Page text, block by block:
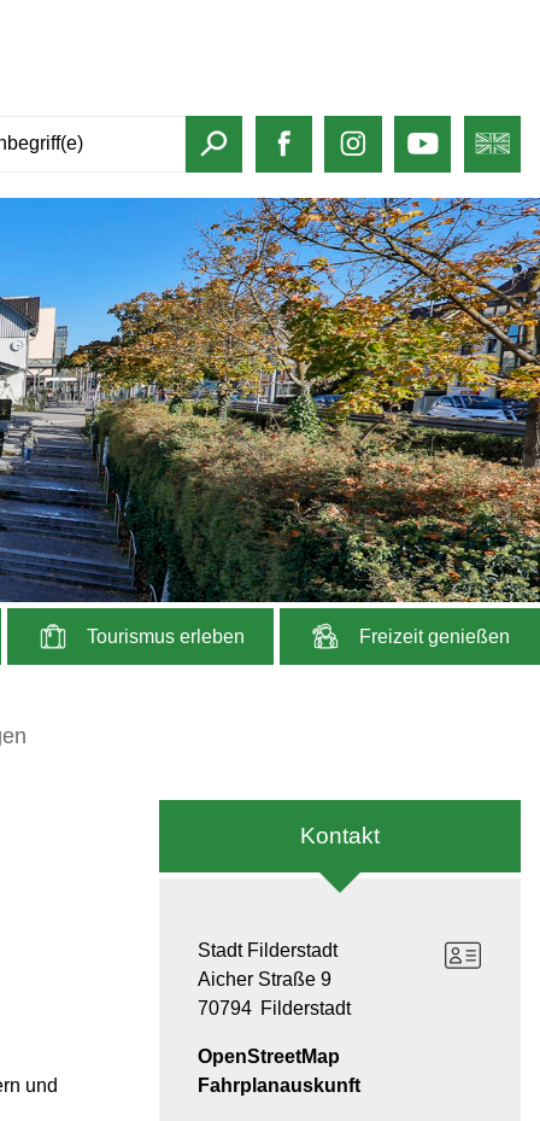
Tourismus erleben Freizeit genießen
und
Kontakt
Stadt Filderstadt
Aicher Straße 9
70794 Filderstadt
OpenStreetMap
Fahrplanauskunft